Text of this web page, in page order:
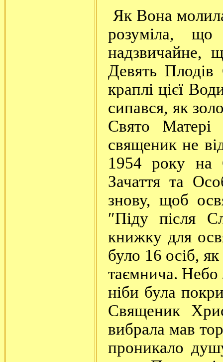
Як Вона
розуміла,
надзвичайне,
Девять Плодів
краплі цієї
сипався, як
Свято
священик не
1954 року на
Зачаття та
знову, щоб
″Піду після
книжку для
було 16 осіб,
таємнича. Небо
ніби була
Священик
вибрала мав
проникало